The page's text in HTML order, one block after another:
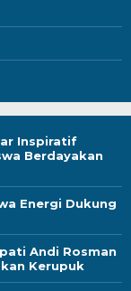
Inspiratif
Berdayakan
Energi Dukung
Andi Rosman
Kerupuk